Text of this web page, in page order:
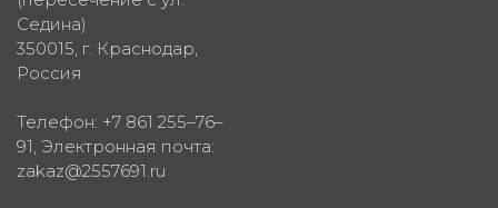
Седина)
350015, г. Краснодар,
Россия
Телефон: +7 861 255–76–
91, Электронная почта:
zakaz@2557691.ru